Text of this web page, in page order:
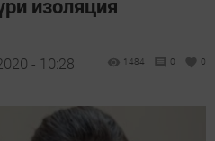
изоляция
- 10:28 1484 0 0